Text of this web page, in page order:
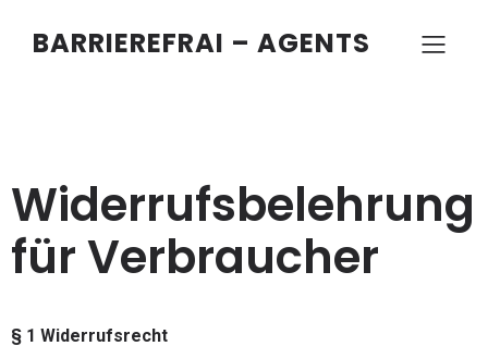
BARRIEREFRAI – AGENTS
Widerrufsbelehrung
für Verbraucher
§ 1 Widerrufsrecht